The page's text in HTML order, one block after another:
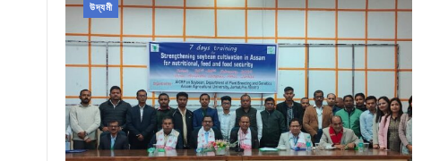
উদ্যমী